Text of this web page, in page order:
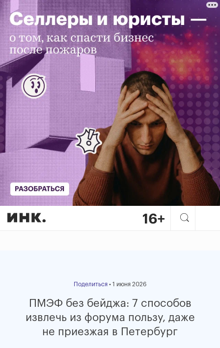
ПМЭФ без бейджа: 7
Поделиться • 1 июня 2026
ПМЭФ без бейджа: 7 способов
извлечь из форума пользу, даже
не приезжая в Петербург